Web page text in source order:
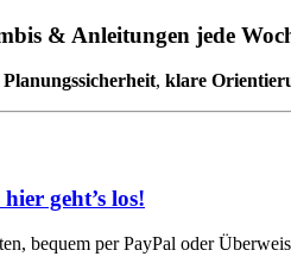
& Anleitungen jede
Planungssicherheit, klare
geht’s los!
bequem per PayPal oder